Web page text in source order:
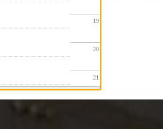
19
20
21